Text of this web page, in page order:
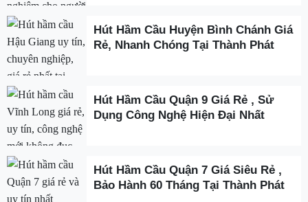
Hút Hầm Cầu Huyện Bình Chánh Giá
Rẻ, Nhanh Chóng Tại Thành Phát
Hút Hầm Cầu Quận 9 Giá Rẻ , Sử
Dụng Công Nghệ Hiện Đại Nhất
Hút Hầm Cầu Quận 7 Giá Siêu Rẻ ,
Bảo Hành 60 Tháng Tại Thành Phát